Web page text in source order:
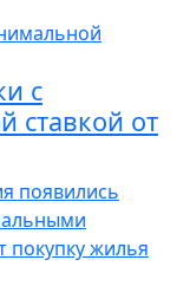
с
ставкой от
появились
покупку жилья